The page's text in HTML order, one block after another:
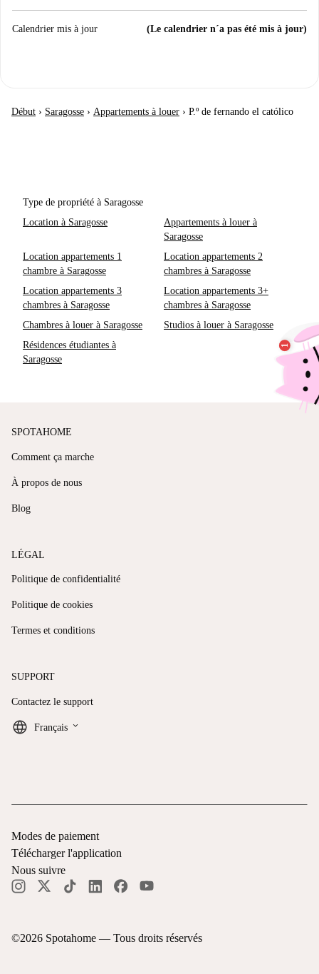
Calendrier mis à jour (Le calendrier n´a pas été mis à jour)
Début › Saragosse › Appartements à louer › P.º de fernando el católico
Type de propriété à Saragosse
Location à Saragosse
Appartements à louer à
Saragosse
Location appartements 1
chambre à Saragosse
Location appartements 2
chambres à Saragosse
Location appartements 3
chambres à Saragosse
Location appartements 3+
chambres à Saragosse
Chambres à louer à Saragosse
Studios à louer à Saragosse
Résidences étudiantes à
Saragosse
SPOTAHOME
Comment ça marche
À propos de nous
Blog
LÉGAL
Politique de confidentialité
Politique de cookies
Termes et conditions
SUPPORT
Contactez le support
Français keyboard_arrow_down
©2026 Spotahome — Tous droits réservés
Modes de paiement
Télécharger l'application
Nous suivre